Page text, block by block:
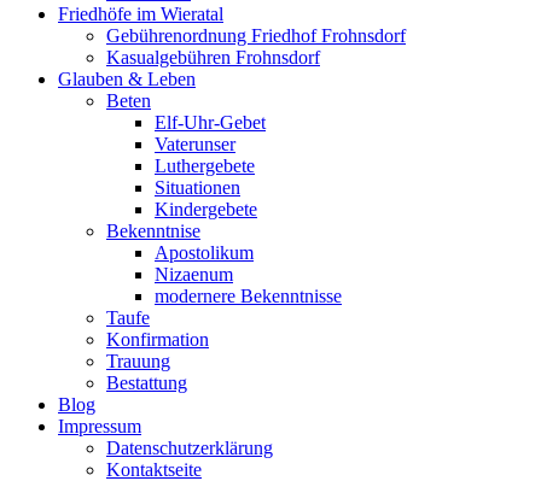
Friedhöfe im Wieratal
Gebührenordnung Friedhof Frohnsdorf
Kasualgebühren Frohnsdorf
Glauben & Leben
Beten
Elf-Uhr-Gebet
Vaterunser
Luthergebete
Situationen
Kindergebete
Bekenntnise
Apostolikum
Nizaenum
modernere Bekenntnisse
Taufe
Konfirmation
Trauung
Bestattung
Blog
Impressum
Datenschutzerklärung
Kontaktseite